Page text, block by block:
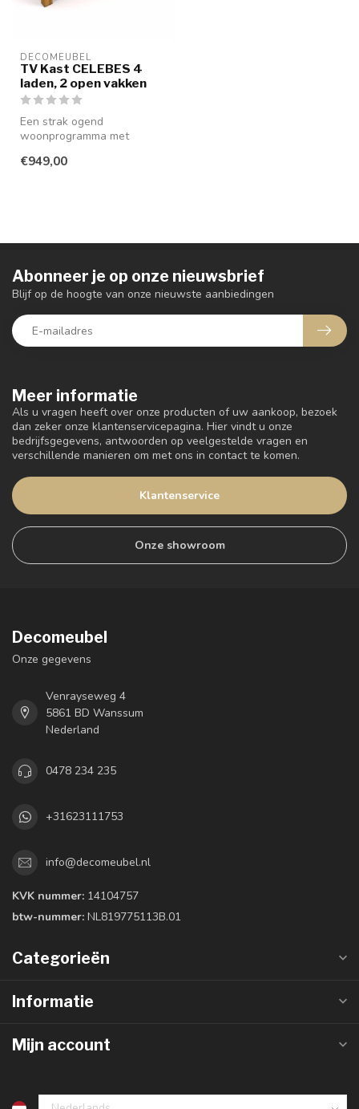
DECOMEUBEL
TV Kast CELEBES 4
laden, 2 open vakken
Een strak ogend
woonprogramma met
uitgevoerd in glad ...
€949,00
Meer informatie
Als u vragen heeft over onze producten of uw aankoop, bezoek
dan zeker onze klantenservicepagina. Hier vindt u onze
bedrijfsgegevens, antwoorden op veelgestelde vragen en
verschillende manieren om met ons in contact te komen.
Klantenservice
Onze showroom
Abonneer je op onze nieuwsbrief
Blijf op de hoogte van onze nieuwste aanbiedingen
Decomeubel
Onze gegevens
Venrayseweg 4
5861 BD Wanssum
Nederland
0478 234 235
+31623111753
info@decomeubel.nl
KVK nummer: 14104757
btw-nummer: NL819775113B.01
Categorieën
Informatie
Mijn account